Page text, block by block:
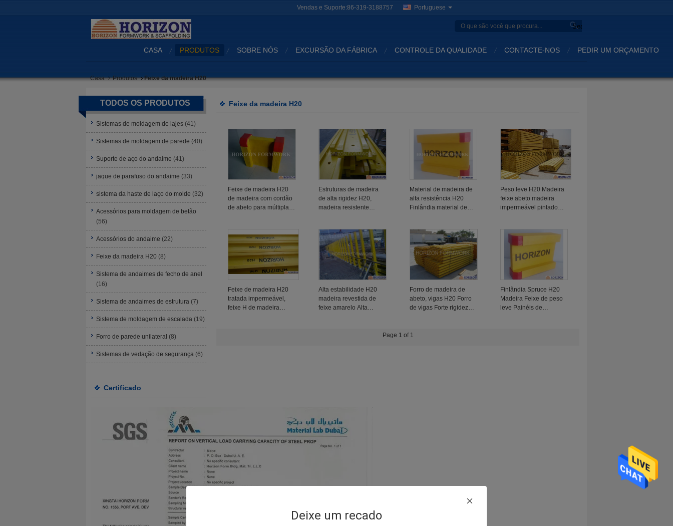
Deixe um recado
Vendas e Suporte:86-319-3188757 Portuguese
Search
CASA PRODUTOS SOBRE NÓS EXCURSÃO DA FÁBRICA CONTROLE DA QUALIDADE CONTACTE-NOS PEDIR UM ORÇAMENTO
Casa Produtos Feixe da madeira H20
TODOS OS PRODUTOS
Sistemas de moldagem de lajes (41)
Sistemas de moldagem de parede (40)
Suporte de aço do andaime (41)
jaque de parafuso do andaime (33)
sistema da haste de laço do molde (32)
Acessórios para moldagem de betão
(56)
Acessórios do andaime (22)
Feixe da madeira H20 (8)
Sistema de andaimes de fecho de anel
(16)
Sistema de andaimes de estrutura (7)
Sistema de moldagem de escalada (19)
Forro de parede unilateral (8)
Sistemas de vedação de segurança (6)
Certificado
Feixe da madeira H20
Feixe de madeira H20
de madeira com cordão
de abeto para múltiplas
Estruturas de madeira
de alta rigidez H20,
madeira resistente
construção
Material de madeira de
alta resistência H20
Finlândia material de
Peso leve H20 Madeira
feixe abeto madeira
impermeável pintado
Feixe de madeira H20
tratada impermeável,
feixe H de madeira
Alta estabilidade H20
madeira revestida de
feixe amarelo Alta
Forro de madeira de
abeto, vigas H20 Forro
de vigas Forte rigidez
Finlândia Spruce H20
Madeira Feixe de peso
leve Painéis de
Page 1 of 1